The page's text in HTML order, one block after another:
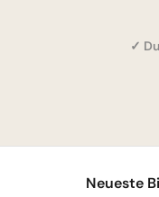
✓
Neueste